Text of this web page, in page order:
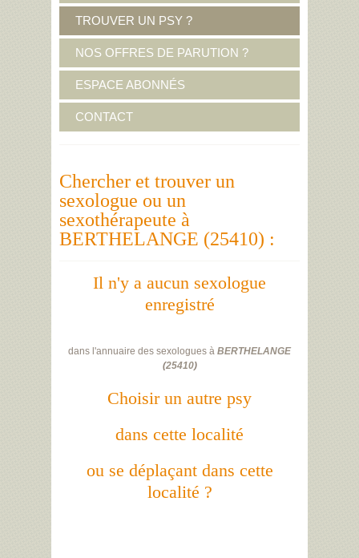
TROUVER UN PSY ?
NOS OFFRES DE PARUTION ?
ESPACE ABONNÉS
CONTACT
Chercher et trouver un
sexologue ou un
sexothérapeute à
BERTHELANGE (25410) :
Il n'y a aucun sexologue
enregistré
dans l'annuaire des sexologues à BERTHELANGE
(25410)
Choisir un autre psy
dans cette localité
ou se déplaçant dans cette
localité ?